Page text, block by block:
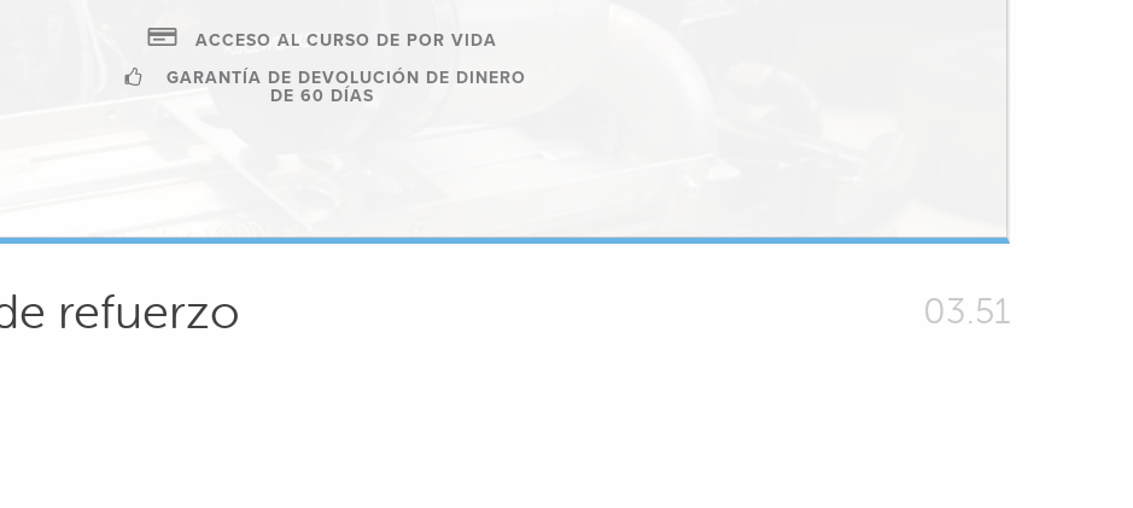
ACCESO AL CURSO DE POR VIDA
GARANTÍA DE DEVOLUCIÓN DE DINERO
DE 60 DÍAS
refuerzo 03.51